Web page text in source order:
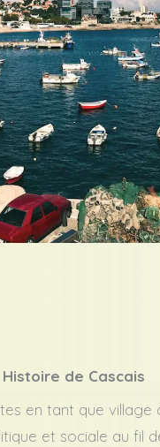
Histoire de Cascais
en tant que village
et sociale au fil